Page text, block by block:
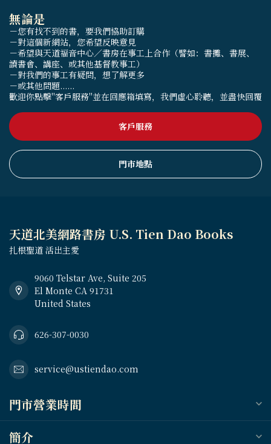
無論是
－您有找不到的書，要我們協助訂購
－對這個新網站，您希望反映意見
－希望與天道福音中心／書房在事工上合作（譬如：書攤、書展、
讀書會、講座、或其他基督教事工）
－對我們的事工有疑問，想了解更多
－或其他問題......
歡迎你點擊"客戶服務"並在回應箱填寫，我們虛心聆聽，並盡快回覆
客戶服務
門市地點
天道北美網路書房 U.S. Tien Dao Books
扎根聖道 活出主愛
9060 Telstar Ave, Suite 205
El Monte CA 91731
United States
626-307-0030
service@ustiendao.com
門市營業時間
簡介